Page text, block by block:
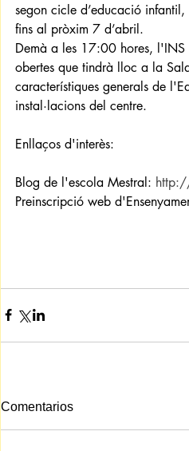
segon cicle d’educació
fins al pròxim 7 d’abril.
Demà a les 17:00 hores, l'INS
obertes que tindrà lloc a la
característiques generals de
instal·lacions del centre.
Enllaços d'interès:
Blog de l'escola Mestral:
Preinscripció web
Comentarios